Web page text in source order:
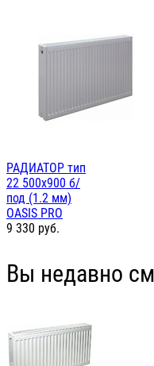
РАДИАТОР тип
22 500х900 б/
под (1.2 мм)
OASIS PRO
9 330 руб.
Вы недавно